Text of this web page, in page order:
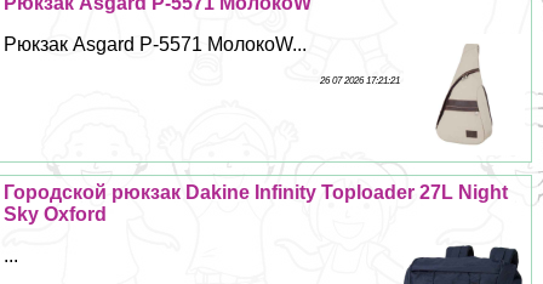
Рюкзак Asgard Р-5571 МолокоW...
26 07 2026 17:21:21
Городской рюкзак Dakine Infinity Toploader 27L Night
Sky Oxford
...